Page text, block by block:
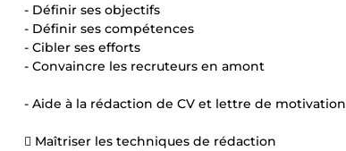
- Définir ses objectifs
- Définir ses compétences
- Cibler ses efforts
- Convaincre les recruteurs en amont
- Aide à la rédaction de CV et lettre de motivation
 Maîtriser les techniques de rédaction